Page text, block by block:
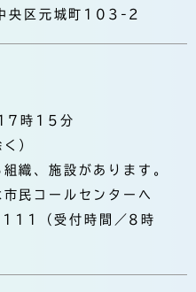
区元城町103-2
時15分
）
織、施設があります。
市民コールセンターへ
（受付時間／8時